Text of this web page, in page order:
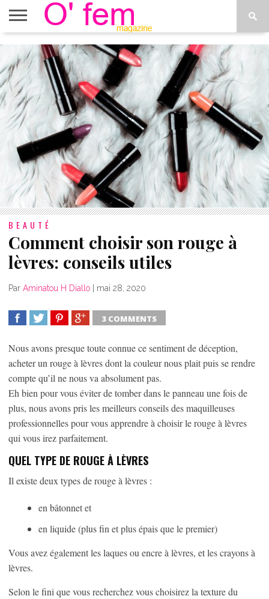
ACCUEIL
ACTU
O’FEM
ÉTOILES
DÉCONSTRUIRE
WEB
TV
PLUS
DE
MENUS
BEAUTÉ
Comment choisir son rouge à
lèvres: conseils utiles
Par Aminatou H Diallo | mai 28, 2020
3 COMMENTS
Nous avons presque toute connue ce sentiment de déception,
acheter un rouge à lèvres dont la couleur nous plait puis se rendre
compte qu’il ne nous va absolument pas.
Eh bien pour vous éviter de tomber dans le panneau une fois de
plus, nous avons pris les meilleurs conseils des maquilleuses
professionnelles pour vous apprendre à choisir le rouge à lèvres
qui vous irez parfaitement.
QUEL TYPE DE ROUGE À LÈVRES
Il existe deux types de rouge à lèvres :
en bâtonnet et
en liquide (plus fin et plus épais que le premier)
Vous avez également les laques ou encre à lèvres, et les crayons à
lèvres.
Selon le fini que vous recherchez vous choisirez la texture du